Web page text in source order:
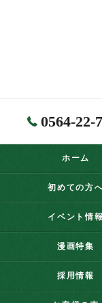
0564-22-
ホーム
初めての方
イベント情報
漫画特集
採用情報